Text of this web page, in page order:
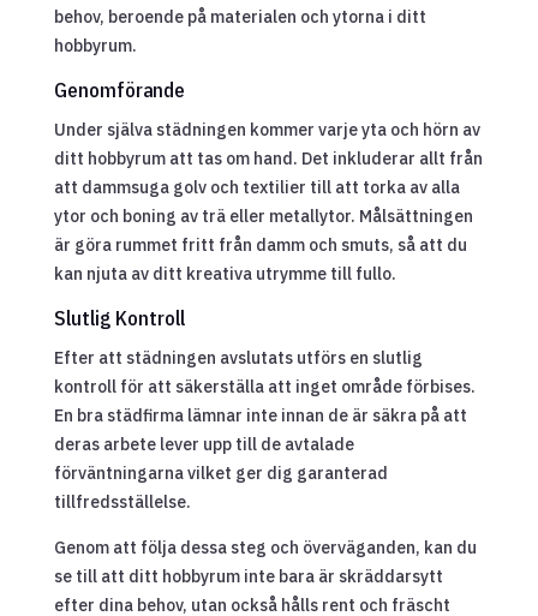
behov, beroende på materialen och ytorna i ditt
hobbyrum.
Genomförande
Under själva städningen kommer varje yta och hörn av
ditt hobbyrum att tas om hand. Det inkluderar allt från
att dammsuga golv och textilier till att torka av alla
ytor och boning av trä eller metallytor. Målsättningen
är göra rummet fritt från damm och smuts, så att du
kan njuta av ditt kreativa utrymme till fullo.
Slutlig Kontroll
Efter att städningen avslutats utförs en slutlig
kontroll för att säkerställa att inget område förbises.
En bra städfirma lämnar inte innan de är säkra på att
deras arbete lever upp till de avtalade
förväntningarna vilket ger dig garanterad
tillfredsställelse.
Genom att följa dessa steg och överväganden, kan du
se till att ditt hobbyrum inte bara är skräddarsytt
efter dina behov, utan också hålls rent och fräscht